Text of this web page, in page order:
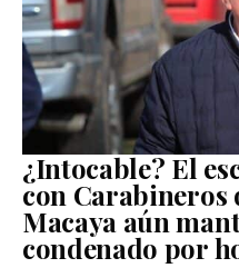
¿Intocable? El
con Carabineros
Macaya aún
condenado por